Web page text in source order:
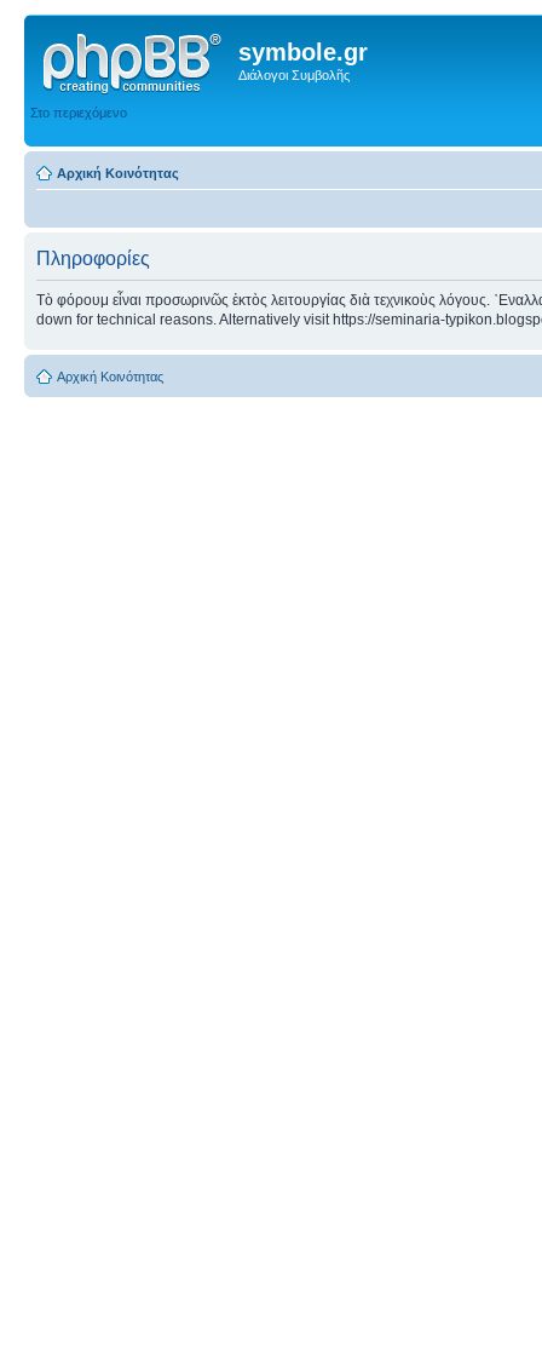
symbole.gr
Διάλογοι Συμβολῆς
Στο περιεχόμενο
Αρχική Κοινότητας
Πληροφορίες
Τὸ φόρουμ εἶναι προσωρινῶς ἐκτὸς λειτουργίας διὰ τεχνικοὺς λόγους.
down for technical reasons. Alternatively visit https://seminaria-
Αρχική Κοινότητας